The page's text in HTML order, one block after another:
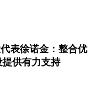
表徐诺金：整合优
供有力支持